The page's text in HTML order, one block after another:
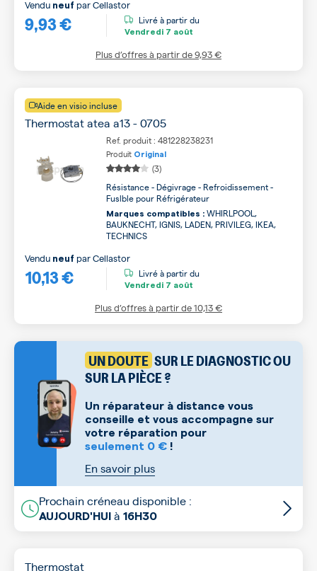
9,93 €
Vendu neuf parCellastor
Livré à partir du
Vendredi 7 août
Plus d’offres à partir de9,93 €
Aide en visio incluse
Thermostat atea a13 - 0705
Ref. produit : 481228238231
Produit Original
(3)
Résistance - Dégivrage - Refroidissement -
Fuslble pour Réfrigérateur
Marques compatibles : WHIRLPOOL,
BAUKNECHT, IGNIS, LADEN, PRIVILEG, IKEA,
TECHNICS
10,13 €
Vendu neuf parCellastor
Livré à partir du
Vendredi 7 août
Plus d’offres à partir de10,13 €
UN DOUTE SUR LE DIAGNOSTIC OU
SUR LA PIÈCE ?
Un réparateur à distance vous
conseille et vous accompagne sur
votre réparation pour
seulement 0 € !
En savoir plus
Prochain créneau disponible :
AUJOURD'HUI à 16H30
Thermostat